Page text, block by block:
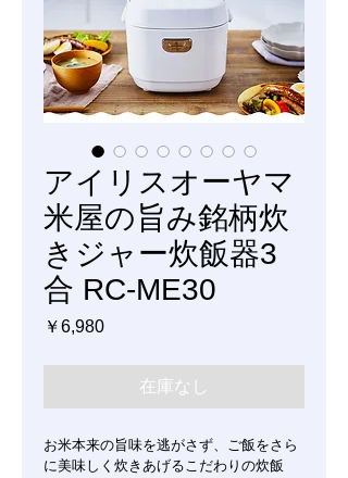
アイリスオーヤマ
米屋の旨み銘柄炊
きジャー炊飯器3
合 RC-ME30
￥6,980価
在庫なし
お米本来の旨味を逃がさず、ご飯をさら
に美味しく炊きあげるこだわりの炊飯